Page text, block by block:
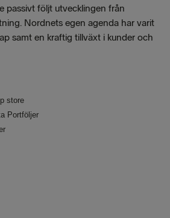
passivt följt utvecklingen från
Nordnets egen agenda har varit
samt en kraftig tillväxt i kunder och
store
Portföljer